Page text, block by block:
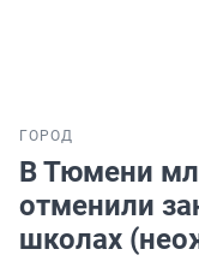
ГОРОД
В Тюмени
отменили
школах